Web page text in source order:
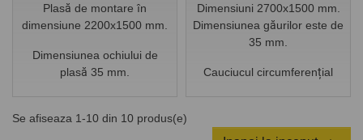
Plasă de montare în
dimensiune 2200x1500 mm.
Dimensiunea ochiului de
plasă 35 mm.
face parte din rețea!
Dimensiuni 2700x1500 mm.
Dimensiunea găurilor este de
35 mm.
Cauciucul circumferențial
Se afiseaza 1-10 din 10 produs(e)